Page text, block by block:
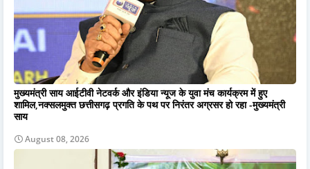
मुख्यमंत्री साय आईटीवी नेटवर्क और इंडिया न्यूज के युवा मंच कार्यक्रम में हुए
शामिल,नक्सलमुक्त छत्तीसगढ़ प्रगति के पथ पर निरंतर अग्रसर हो रहा -मुख्यमंत्री
साय
August 08, 2026